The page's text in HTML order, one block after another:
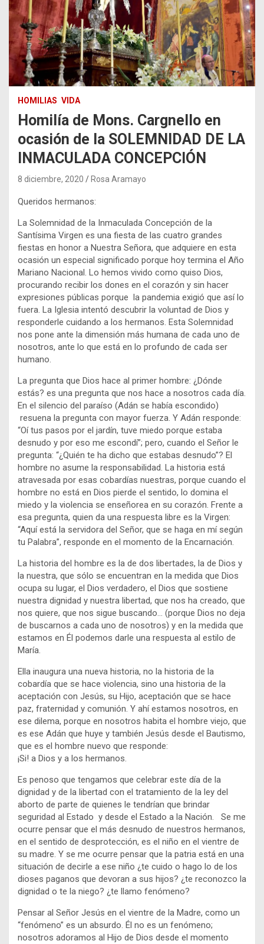
HOMILIAS VIDA
Homilía de Mons. Cargnello en
ocasión de la SOLEMNIDAD DE LA
INMACULADA CONCEPCIÓN
8 diciembre, 2020 Rosa Aramayo
Queridos hermanos:
La Solemnidad de la Inmaculada Concepción de la
Santísima Virgen es una fiesta de las cuatro grandes
fiestas en honor a Nuestra Señora, que adquiere en esta
ocasión un especial significado porque hoy termina el Año
Mariano Nacional. Lo hemos vivido como quiso Dios,
procurando recibir los dones en el corazón y sin hacer
expresiones públicas porque la pandemia exigió que así lo
fuera. La Iglesia intentó descubrir la voluntad de Dios y
responderle cuidando a los hermanos. Esta Solemnidad
nos pone ante la dimensión más humana de cada uno de
nosotros, ante lo que está en lo profundo de cada ser
humano.
La pregunta que Dios hace al primer hombre: ¿Dónde
estás? es una pregunta que nos hace a nosotros cada día.
En el silencio del paraíso (Adán se había escondido)
resuena la pregunta con mayor fuerza. Y Adán responde:
“Oí tus pasos por el jardín, tuve miedo porque estaba
desnudo y por eso me escondí”; pero, cuando el Señor le
pregunta: “¿Quién te ha dicho que estabas desnudo”? El
hombre no asume la responsabilidad. La historia está
atravesada por esas cobardías nuestras, porque cuando el
hombre no está en Dios pierde el sentido, lo domina el
miedo y la violencia se enseñorea en su corazón. Frente a
esa pregunta, quien da una respuesta libre es la Virgen:
“Aquí está la servidora del Señor, que se haga en mí según
tu Palabra”, responde en el momento de la Encarnación.
La historia del hombre es la de dos libertades, la de Dios y
la nuestra, que sólo se encuentran en la medida que Dios
ocupa su lugar, el Dios verdadero, el Dios que sostiene
nuestra dignidad y nuestra libertad, que nos ha creado, que
nos quiere, que nos sigue buscando… (porque Dios no deja
de buscarnos a cada uno de nosotros) y en la medida que
estamos en Él podemos darle una respuesta al estilo de
María.
Ella inaugura una nueva historia, no la historia de la
cobardía que se hace violencia, sino una historia de la
aceptación con Jesús, su Hijo, aceptación que se hace
paz, fraternidad y comunión. Y ahí estamos nosotros, en
ese dilema, porque en nosotros habita el hombre viejo, que
es ese Adán que huye y también Jesús desde el Bautismo,
que es el hombre nuevo que responde:
¡Si! a Dios y a los hermanos.
Es penoso que tengamos que celebrar este día de la
dignidad y de la libertad con el tratamiento de la ley del
aborto de parte de quienes le tendrían que brindar
seguridad al Estado y desde el Estado a la Nación. Se me
ocurre pensar que el más desnudo de nuestros hermanos,
en el sentido de desprotección, es el niño en el vientre de
su madre. Y se me ocurre pensar que la patria está en una
situación de decirle a ese niño ¿te cuido o hago lo de los
dioses paganos que devoran a sus hijos? ¿te reconozco la
dignidad o te la niego? ¿te llamo fenómeno?
Pensar al Señor Jesús en el vientre de la Madre, como un
“fenómeno” es un absurdo. Él no es un fenómeno;
nosotros adoramos al Hijo de Dios desde el momento